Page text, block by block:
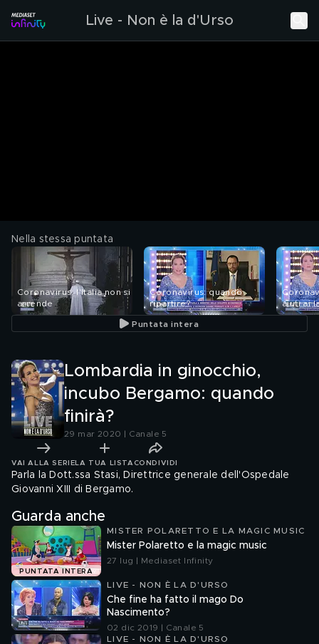
Live - Non è la d'Urso
Nella stessa puntata
Coronavirus: l'Italia non si
arrende
Coronavirus: quando
ripartire?
aiuti ai
Puntata intera
Lombardia in ginocchio,
incubo Bergamo: quando
finirà?
29 mar 2020 | Canale 5
VAI ALLA SERIE LA TUA LISTA CONDIVIDI
Parla la Dott.ssa Stasi, Direttrice generale dell'Ospedale
Giovanni XIII di Bergamo.
Guarda anche
PUNTATA INTERA
MISTER POLARETTO E LA MAGIC MUSIC
Mister Polaretto e la magic music
27 lug | Mediaset Infinity
LIVE - NON È LA D'URSO
Che fine ha fatto il mago Do
Nascimento?
02 dic 2019 | Canale 5
LIVE - NON È LA D'URSO